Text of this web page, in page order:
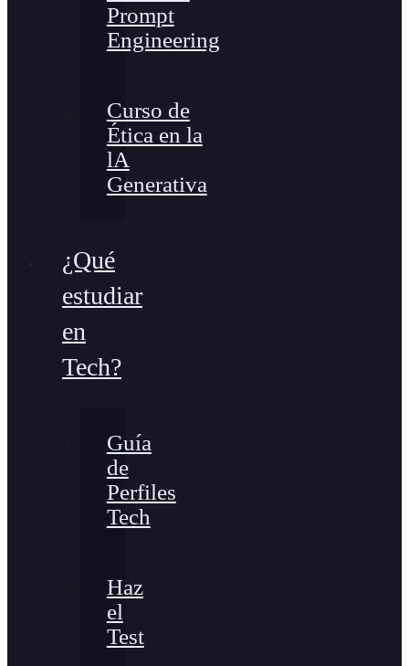
Prompt
Engineering
Curso de
Ética en la
lA
Generativa
¿Qué
estudiar
en
Tech?
Guía
de
Perfiles
Tech
Haz
el
Test